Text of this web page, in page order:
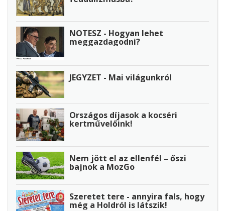
NOTESZ - Hogyan lehet
meggazdagodni?
JEGYZET - Mai világunkról
Országos díjasok a kocséri
kertművelőink!
Nem jött el az ellenfél – őszi
bajnok a MozGo
Szeretet tere - annyira fals, hogy
még a Holdról is látszik!